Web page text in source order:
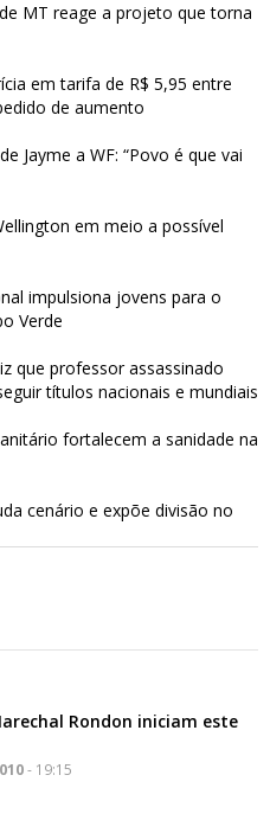
MT reage a projeto que torna
em tarifa de R$ 5,95 entre
de aumento
Jayme a WF: “Povo é que vai
em meio a possível
impulsiona jovens para o
Verde
que professor assassinado
títulos nacionais e mundiais
fortalecem a sanidade na
cenário e expõe divisão no
Rondon iniciam este
- 19:15